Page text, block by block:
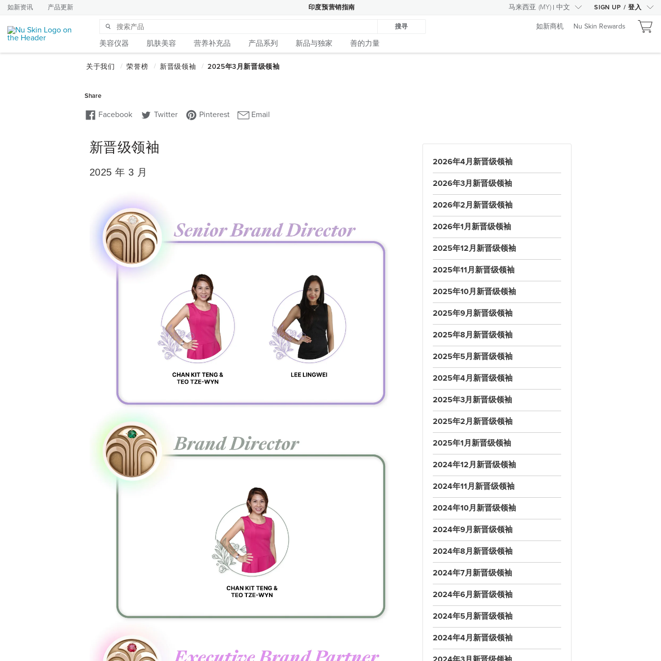
如新资讯 产品更新 印度预营销指南 马来西亚 (MY) 中文 SIGN UP / 登入
搜寻
美容仪器 肌肤美容 营养补充品 产品系列 新品与独家 善的力量
如新商机 Nu Skin Rewards
新晋级领袖
2025 年 3 月
2026年4月新晋级领袖
2026年3月新晋级领袖
2026年2月新晋级领袖
2026年1月新晋级领袖
2025年12月新晋级领袖
2025年11月新晋级领袖
2025年10月新晋级领袖
2025年9月新晋级领袖
2025年8月新晋级领袖
2025年5月新晋级领袖
2025年4月新晋级领袖
2025年3月新晋级领袖
2025年2月新晋级领袖
2025年1月新晋级领袖
2024年12月新晋级领袖
2024年11月新晋级领袖
2024年10月新晋级领袖
2024年9月新晋级领袖
2024年8月新晋级领袖
2024年7月新晋级领袖
2024年6月新晋级领袖
2024年5月新晋级领袖
2024年4月新晋级领袖